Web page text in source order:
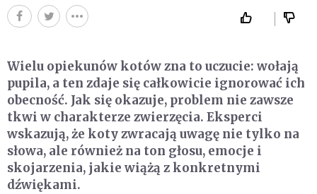
Wielu opiekunów kotów zna to uczucie: wołają
pupila, a ten zdaje się całkowicie ignorować ich
obecność. Jak się okazuje, problem nie zawsze
tkwi w charakterze zwierzęcia. Eksperci
wskazują, że koty zwracają uwagę nie tylko na
słowa, ale również na ton głosu, emocje i
skojarzenia, jakie wiążą z konkretnymi
dźwiękami.